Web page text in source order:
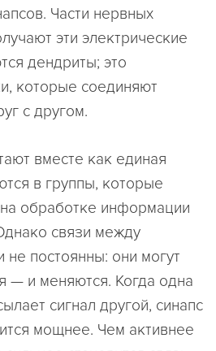
Части нервных
эти электрические
дендриты; это
которые соединяют
с другом.
вместе как единая
в группы, которые
обработке информации
связи между
постоянны: они могут
— и меняются. Когда одна
сигнал другой, синапс
мощнее. Чем активнее